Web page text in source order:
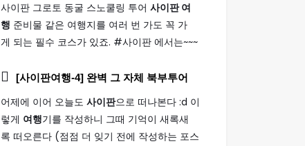
사이판 그로토 동굴 스노쿨링 투어 사이판 여
행 준비물 같은 여행지를 여러 번 가도 꼭 가
게 되는 필수 코스가 있죠. #사이판 에서는~~~
[사이판여행-4] 완벽 그 자체 북부투어
어제에 이어 오늘도 사이판으로 떠나본다 :d 이
렇게 여행기를 작성하니 그때 기억이 새록새
록 떠오른다 (점점 더 잊기 전에 작성하는 포스